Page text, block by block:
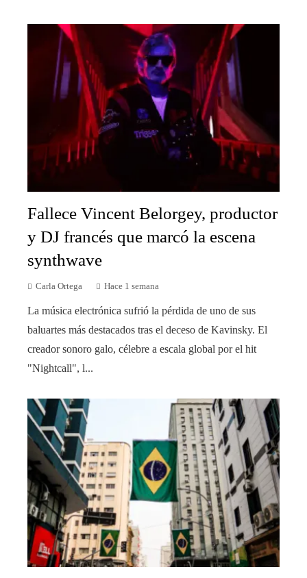
Fallece Vincent Belorgey, productor
y DJ francés que marcó la escena
synthwave
Carla Ortega Hace 1 semana
La música electrónica sufrió la pérdida de uno de sus
baluartes más destacados tras el deceso de Kavinsky. El
creador sonoro galo, célebre a escala global por el hit
"Nightcall", l...